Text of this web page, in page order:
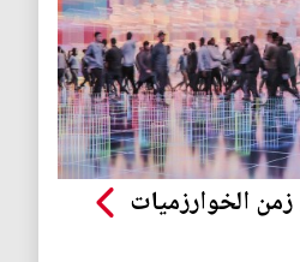
الخوارزميات